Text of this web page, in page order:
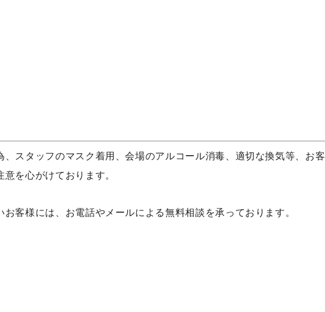
スタッフのマスク着用、会場のアルコール消毒、適切な換気等、お客
を心がけております。
客様には、お電話やメールによる無料相談を承っております。